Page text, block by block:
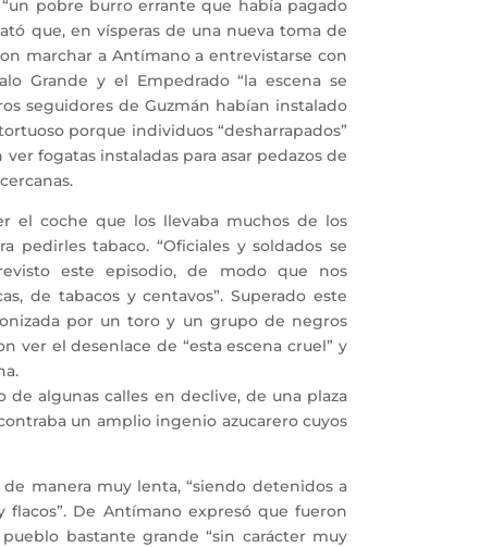
pobre burro errante que había pagado
que, en vísperas de una nueva toma de
marchar a Antímano a entrevistarse con
Grande y el Empedrado “la escena se
seguidores de Guzmán habían instalado
porque individuos “desharrapados”
fogatas instaladas para asar pedazos de
coche que los llevaba muchos de los
pedirles tabaco. “Oficiales y soldados se
este episodio, de modo que nos
de tabacos y centavos”. Superado este
por un toro y un grupo de negros
ver el desenlace de “esta escena cruel” y
algunas calles en declive, de una plaza
un amplio ingenio azucarero cuyos
manera muy lenta, “siendo detenidos a
De Antímano expresó que fueron
bastante grande “sin carácter muy